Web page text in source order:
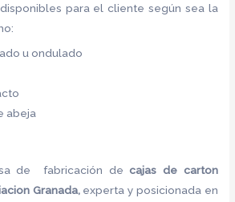
para el cliente según sea la
u ondulado
abeja
de fabricación decajas de carton
Granada, experta y posicionada en